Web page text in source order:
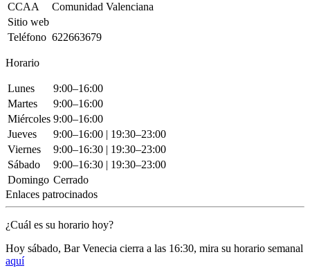
CCAA
Comunidad Valenciana
Sitio web
Teléfono 622663679
Horario
Lunes
9:00–16:00
Martes
9:00–16:00
Miércoles 9:00–16:00
Jueves
9:00–16:00 | 19:30–23:00
Viernes
9:00–16:30 | 19:30–23:00
Sábado
9:00–16:30 | 19:30–23:00
Domingo Cerrado
Enlaces patrocinados
¿Cuál es su horario hoy?
Hoy sábado, Bar Venecia cierra a las 16:30, mira su horario semanal
aquí